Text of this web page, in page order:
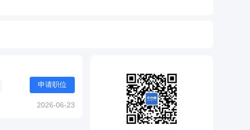
申请职位
2026-06-23